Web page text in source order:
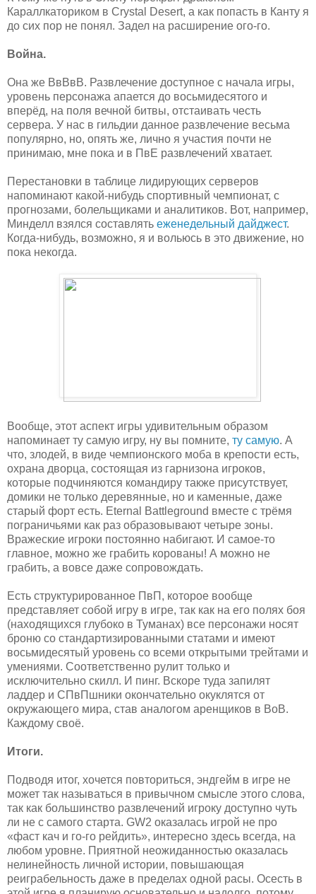
Караллкаториком в Crystal Desert, а как попасть в Канту я
до сих пор не понял. Задел на расширение ого-го.
Война.
Она же ВвВвВ. Развлечение доступное с начала игры,
уровень персонажа апается до восьмидесятого и
вперёд, на поля вечной битвы, отстаивать честь
сервера. У нас в гильдии данное развлечение весьма
популярно, но, опять же, лично я участия почти не
принимаю, мне пока и в ПвЕ развлечений хватает.
Перестановки в таблице лидирующих серверов
напоминают какой-нибудь спортивный чемпионат, с
прогнозами, болельщиками и аналитиков. Вот, например,
Минделл взялся составлять еженедельный дайджест.
Когда-нибудь, возможно, я и вольюсь в это движение, но
пока некогда.
Вообще, этот аспект игры удивительным образом
напоминает ту самую игру, ну вы помните, ту самую. А
что, злодей, в виде чемпионского моба в крепости есть,
охрана дворца, состоящая из гарнизона игроков,
которые подчиняются командиру также присутствует,
домики не только деревянные, но и каменные, даже
старый форт есть. Eternal Battleground вместе с трёмя
пограничьями как раз образовывают четыре зоны.
Вражеские игроки постоянно набигают. И самое-то
главное, можно же грабить корованы! А можно не
грабить, а вовсе даже сопровождать.
Есть структурированное ПвП, которое вообще
представляет собой игру в игре, так как на его полях боя
(находящихся глубоко в Туманах) все персонажи носят
броню со стандартизированными статами и имеют
восьмидесятый уровень со всеми открытыми трейтами и
умениями. Соответственно рулит только и
исключительно скилл. И пинг. Вскоре туда запилят
ладдер и СПвПшники окончательно окуклятся от
окружающего мира, став аналогом аренщиков в ВоВ.
Каждому своё.
Итоги.
Подводя итог, хочется повториться, эндгейм в игре не
может так называться в привычном смысле этого слова,
так как большинство развлечений игроку доступно чуть
ли не с самого старта. GW2 оказалась игрой не про
«фаст кач и го-го рейдить», интересно здесь всегда, на
любом уровне. Приятной неожиданностью оказалась
нелинейность личной истории, повышающая
реиграбельность даже в пределах одной расы. Осесть в